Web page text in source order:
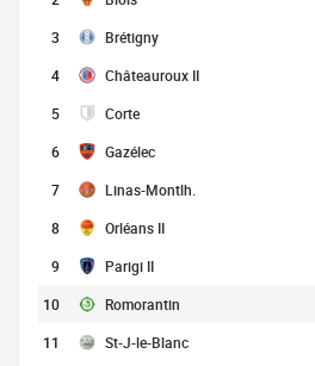
3 Brétigny
4 Châteauroux II
5 Corte
6 Gazélec
7 Linas-Montlh.
8 Orléans II
9 Parigi II
10 Romorantin
11
St-J-le-Blanc